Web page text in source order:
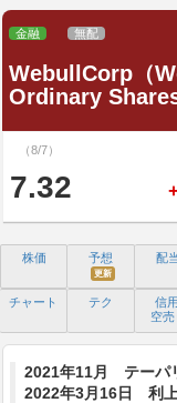
金融 無配
WebullCorp（
Ordinary Shares
（8/7）
7.32
株価 予想
更新
配
チャート テク
信用
空売
2021年11月 テーパ
2022年3月16日 利上